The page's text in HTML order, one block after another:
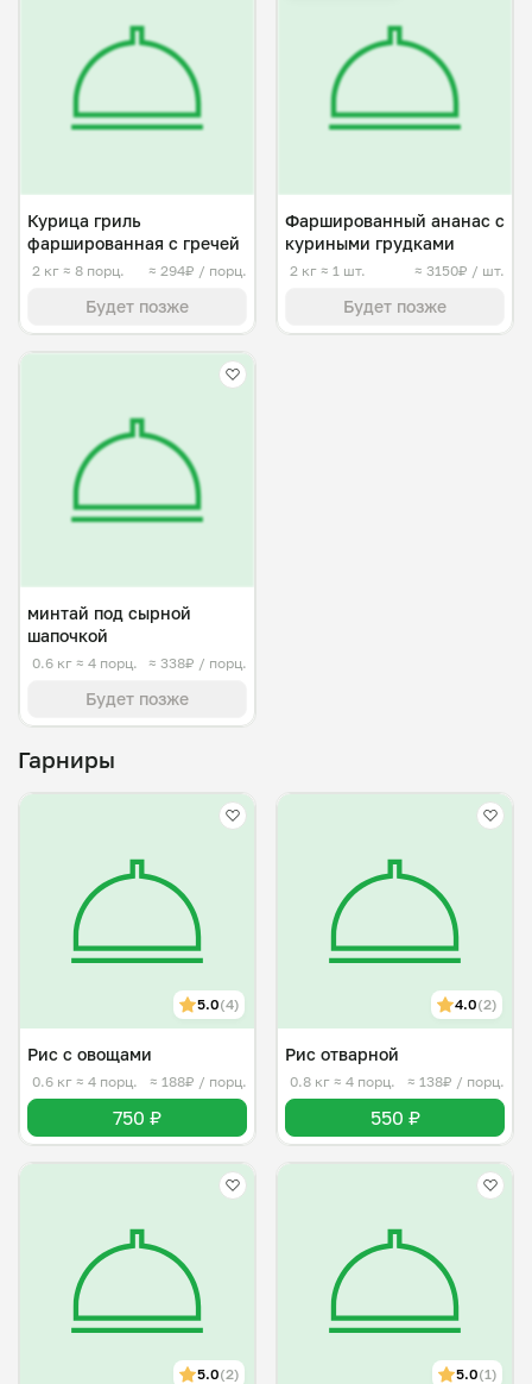
Курица гриль
фаршированная с гречей
2 кг ≈ 8 порц. ≈ 294₽ / порц.
Будет позже
Фаршированный ананас с
куриными грудками
2 кг ≈ 1 шт. ≈ 3150₽ / шт.
Будет позже
минтай под сырной
шапочкой
0.6 кг ≈ 4 порц. ≈ 338₽ / порц.
Будет позже
Гарниры
5.0(4)
Рис с овощами
0.6 кг ≈ 4 порц. ≈ 188₽ / порц.
750 ₽
4.0(2)
Рис отварной
0.8 кг ≈ 4 порц. ≈ 138₽ / порц.
550 ₽
5.0(2) 5.0(1)